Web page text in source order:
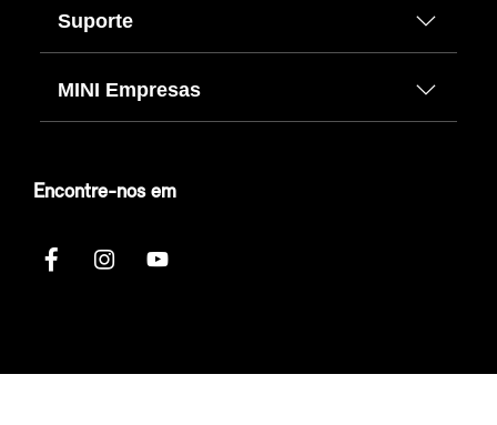
Suporte
MINI Empresas
Encontre-nos em